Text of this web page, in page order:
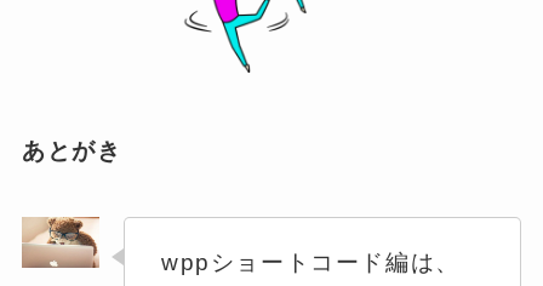
あとがき
wppショートコード編は、